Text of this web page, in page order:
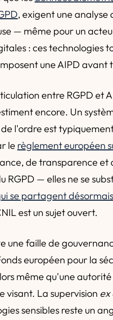
, exigent une
— même pour un
: ces technologies
une AIPD
entre RGPD et
encore. Un
l'ordre est
le règlement européen
de transparence et
RGPD — elles ne se
se partagent
est un sujet ouvert.
une faille de
européen pour la
même qu'une
visant. La supervision ex
sensibles reste un